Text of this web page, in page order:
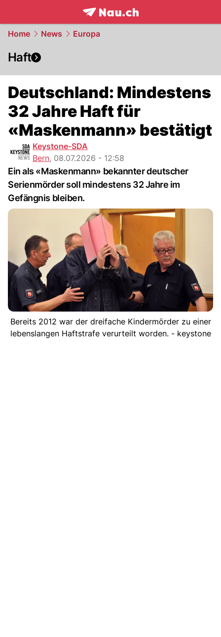
frontpage.NAU.ch
Home News Europa
Haft
Deutschland: Mindestens
32 Jahre Haft für
«Maskenmann» bestätigt
Keystone-SDA
Bern, 08.07.2026 - 12:58
Ein als «Maskenmann» bekannter deutscher
Serienmörder soll mindestens 32 Jahre im
Gefängnis bleiben.
Bereits 2012 war der dreifache Kindermörder zu einer
lebenslangen Haftstrafe verurteilt worden. - keystone